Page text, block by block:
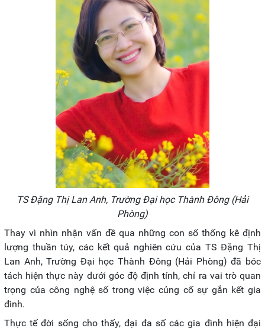
TS Đặng Thị Lan Anh, Trường Đại học Thành Đông (Hải
Phòng)
Thay vì nhìn nhận vấn đề qua những con số thống kê định
lượng thuần túy, các kết quả nghiên cứu của TS Đặng Thị
Lan Anh, Trường Đại học Thành Đông (Hải Phòng) đã bóc
tách hiện thực này dưới góc độ định tính, chỉ ra vai trò quan
trọng của công nghệ số trong việc củng cố sự gắn kết gia
đình.
Thực tế đời sống cho thấy, đại đa số các gia đình hiện đại